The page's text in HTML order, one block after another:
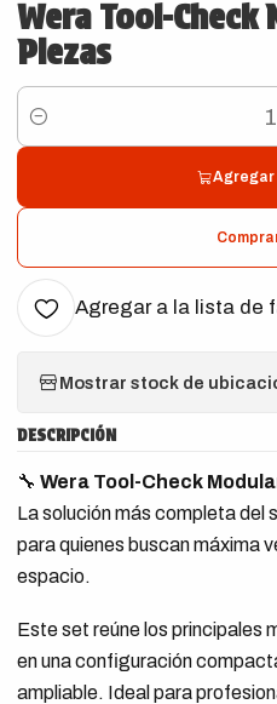
Wera Tool-Check
Piezas
Cantidad
Agregar
Agregar a la lista de
Mostrar stock de
DESCRIPCIÓN
🔧 Wera Tool-Check
La solución más completa del
para quienes buscan máxima
espacio.
Este set reúne los principales
en una configuración
ampliable. Ideal para